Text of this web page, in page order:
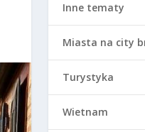
Inne tematy
Miasta na city
Turystyka
Wietnam